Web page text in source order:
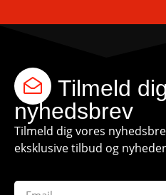
Tilmeld
nyhedsbrev
Tilmeld dig vores
eksklusive tilbud og